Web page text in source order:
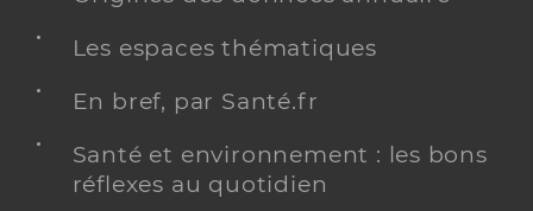
Les espaces thématiques
En bref, par Santé.fr
Santé et environnement : les bons
réflexes au quotidien